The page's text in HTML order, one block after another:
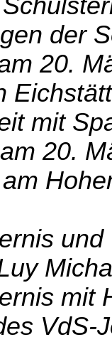
der
20.
mit
20.
mit
VdS-